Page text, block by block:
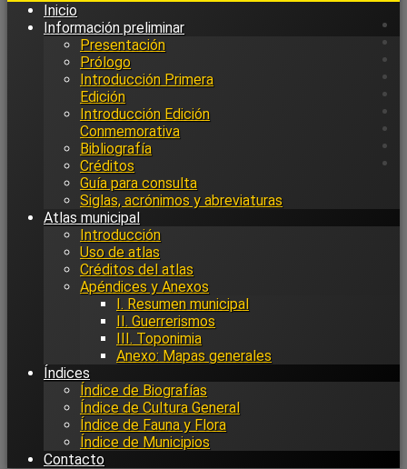
Inicio
Información preliminar
Presentación
Prólogo
Introducción Primera
Edición
Introducción Edición
Conmemorativa
Bibliografía
Créditos
Guía para consulta
Siglas, acrónimos y abreviaturas
Atlas municipal
Introducción
Uso de atlas
Créditos del atlas
Apéndices y Anexos
I. Resumen municipal
II. Guerrerismos
III. Toponimia
Anexo: Mapas generales
Índices
Índice de Biografías
Índice de Cultura General
Índice de Fauna y Flora
Índice de Municipios
Contacto